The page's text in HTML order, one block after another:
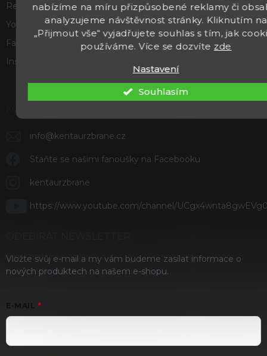
nabízíme na míru přizpůsobené reklamy či
analyzujeme návštěvnost stránky. Kliknutím na
„Přijmout vše“ vyjadřujete souhlas s tím, jak
používáme. Více se dozvíte zde
Nastavení
Souhlasím
Recenze a hodnocení
Youtube
Facebook
Instagram
info@kentaurzbrane.cz
Staňte se našimi fanoušky na Facebooku
kentaurzbrane
https://www.youtube.com/channel/
Vložte svůj e-mail a my vám budeme zasílat informace o
nových produktech na našem e-shopu.
E-MAIL